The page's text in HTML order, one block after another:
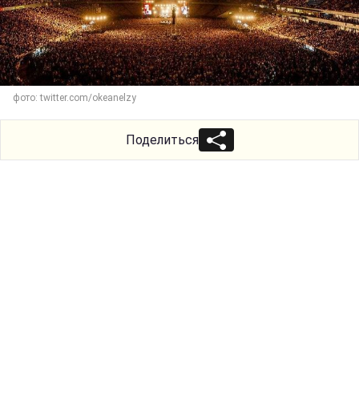
фото: twitter.com/okeanelzy
Поделиться